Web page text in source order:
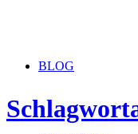
BLOG